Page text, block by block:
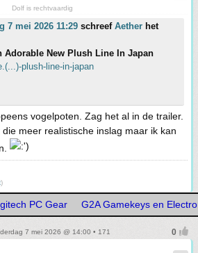
Dolf is rechtvaardig
7 mei 2026 11:29 schreef Aether het
Adorable New Plush Line In Japan
plush-line-in-japan
vogelpoten. Zag het al in de trailer.
meer realistische inslag maar ik kan
)
PC Gear G2A Gamekeys en
7 mei 2026 @ 14:00 • 171